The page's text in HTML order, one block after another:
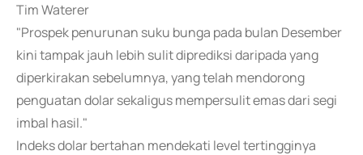
Tim Waterer
"Prospek penurunan suku bunga pada bulan Desember
kini tampak jauh lebih sulit diprediksi daripada yang
diperkirakan sebelumnya, yang telah mendorong
penguatan dolar sekaligus mempersulit emas dari segi
imbal hasil."
Indeks dolar bertahan mendekati level tertingginya